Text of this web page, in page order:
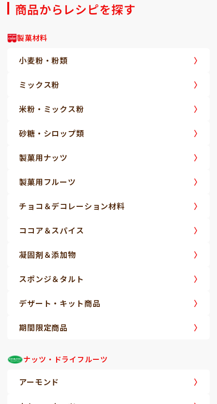
商品からレシピを探す
製菓材料
小麦粉・粉類
ミックス粉
米粉・ミックス粉
砂糖・シロップ類
製菓用ナッツ
製菓用フルーツ
チョコ＆デコレーション材料
ココア＆スパイス
凝固剤＆添加物
スポンジ＆タルト
デザート・キット商品
期間限定商品
ナッツ・ドライフルーツ
アーモンド